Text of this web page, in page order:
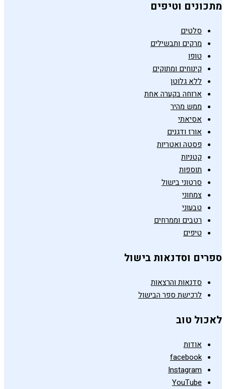
מתכונים וטיפים
סלטים
מרקים ותבשילים
טופו
קינוחים ומתוקים
ללא גלוטן
ארוחה בקערה אחת
ממש מהיר
אסיאתי
אורז ודגנים
פסטה ואטריות
קטניות
תוספות
סרטוני בישול
צמחוני
טבעוני
רטבים וממרחים
טיפים
ספרים וסדנאות בישול
סדנאות והרצאות
לרכישת ספר הבישול
לאכול טוב
אודות
facebook
Instagram
YouTube